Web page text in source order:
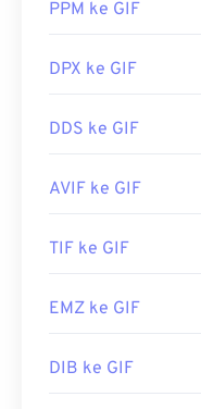
PPM ke GIF
DPX ke GIF
DDS ke GIF
AVIF ke GIF
TIF ke GIF
EMZ ke GIF
DIB ke GIF